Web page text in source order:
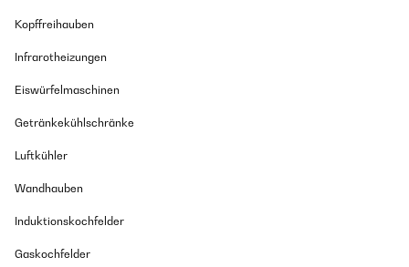
Kopffreihauben
Infrarotheizungen
Eiswürfelmaschinen
Getränkekühlschränke
Luftkühler
Wandhauben
Induktionskochfelder
Gaskochfelder